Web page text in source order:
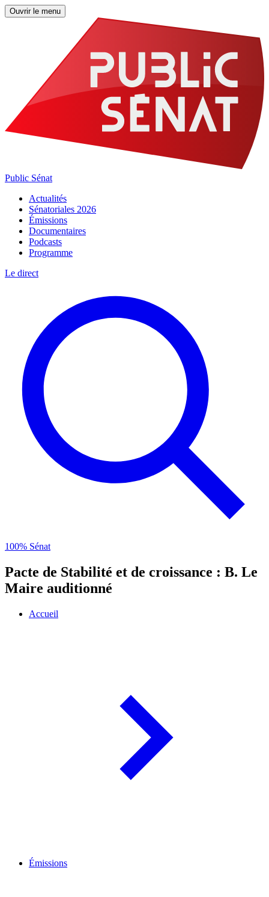
Ouvrir le menu
Public Sénat
Actualités
Sénatoriales 2026
Émissions
Documentaires
Podcasts
Programme
Le direct
100% Sénat
Pacte de Stabilité et de croissance : B. Le
Maire auditionné
Accueil
Émissions